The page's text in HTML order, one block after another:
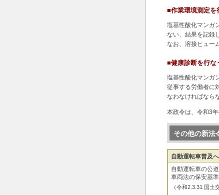
■作業環境測定を
塩基性酸化マンガ
ない、結果を記録
なお、溶接ヒュー
■健康診断を行な
塩基性酸化マンガ
従事する労働者に
なわなければなら
本政令は、令和3
その他の新法
自動運転車普及
自動運転車の公
車両法の保安基
（令和2.3.31 国土